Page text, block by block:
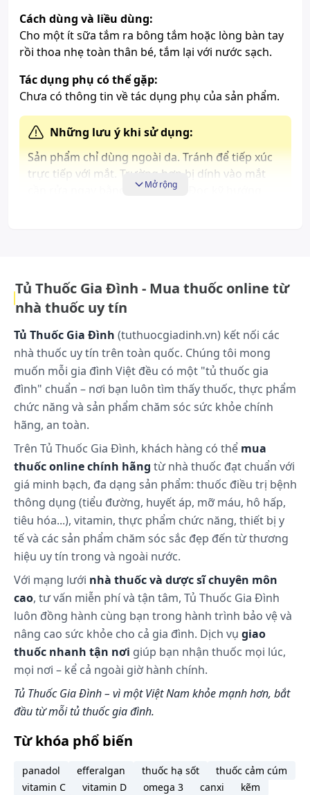
Cách dùng và liều dùng:
Cho một ít sữa tắm ra bông tắm hoặc lòng bàn tay
rồi thoa nhẹ toàn thân bé, tắm lại với nước sạch.
Tác dụng phụ có thể gặp:
Chưa có thông tin về tác dụng phụ của sản phẩm.
Những lưu ý khi sử dụng:
Sản phẩm chỉ dùng ngoài da. Tránh để tiếp xúc
trực tiếp với mắt. Trường hợp bị dính vào mắt
cần rửa ngay bằng nước sạch. Đọc kỹ hướng
Mở rộng
Tủ Thuốc Gia Đình - Mua thuốc online từ
nhà thuốc uy tín
Tủ Thuốc Gia Đình (tuthuocgiadinh.vn) kết nối các
nhà thuốc uy tín trên toàn quốc. Chúng tôi mong
muốn mỗi gia đình Việt đều có một "tủ thuốc gia
đình" chuẩn – nơi bạn luôn tìm thấy thuốc, thực phẩm
chức năng và sản phẩm chăm sóc sức khỏe chính
hãng, an toàn.
Trên Tủ Thuốc Gia Đình, khách hàng có thể mua
thuốc online chính hãng từ nhà thuốc đạt chuẩn với
giá minh bạch, đa dạng sản phẩm: thuốc điều trị bệnh
thông dụng (tiểu đường, huyết áp, mỡ máu, hô hấp,
tiêu hóa...), vitamin, thực phẩm chức năng, thiết bị y
tế và các sản phẩm chăm sóc sắc đẹp đến từ thương
hiệu uy tín trong và ngoài nước.
Với mạng lưới nhà thuốc và dược sĩ chuyên môn
cao, tư vấn miễn phí và tận tâm, Tủ Thuốc Gia Đình
luôn đồng hành cùng bạn trong hành trình bảo vệ và
nâng cao sức khỏe cho cả gia đình. Dịch vụ giao
thuốc nhanh tận nơi giúp bạn nhận thuốc mọi lúc,
mọi nơi – kể cả ngoài giờ hành chính.
Tủ Thuốc Gia Đình – vì một Việt Nam khỏe mạnh hơn, bắt
đầu từ mỗi tủ thuốc gia đình.
Từ khóa phổ biến
panadol efferalgan thuốc hạ sốt
thuốc cảm cúm
vitamin C
vitamin D omega 3 canxi
kẽm